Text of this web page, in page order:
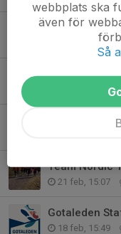
Gotaleden
12 maj, 10:04
Äntligen - nu
KM 5 km är i
Team Nordic
21 feb, 15:07
Gotaleden
18 feb, 15:49
webbplats ska
även för
Så